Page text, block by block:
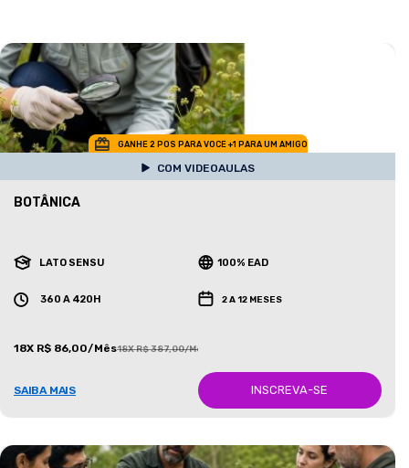
GANHE 2 POS PARA VOCE +1 PARA UM AMIGO
COM VIDEOAULAS
BOTÂNICA
LATO SENSU 100% EAD
360 A 420H 2 A 12 MESES
18X R$ 86,00/Mês18X R$ 387,00/Mês
SAIBA MAIS INSCREVA-SE